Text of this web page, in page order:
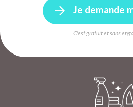
Je demande
C'est gratuit et sans